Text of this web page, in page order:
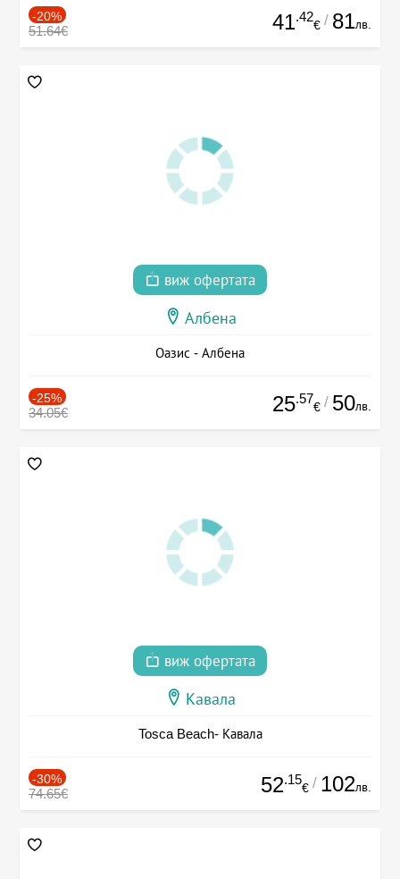
-20%
51.64€ 41.42
€ / 81лв.
виж офертата
Албена
Оазис - Албена
-25%
34.05€ 25.57
€ / 50лв.
виж офертата
Кавала
Tosca Beach- Кавала
-30%
74.65€ 52.15
€ / 102лв.